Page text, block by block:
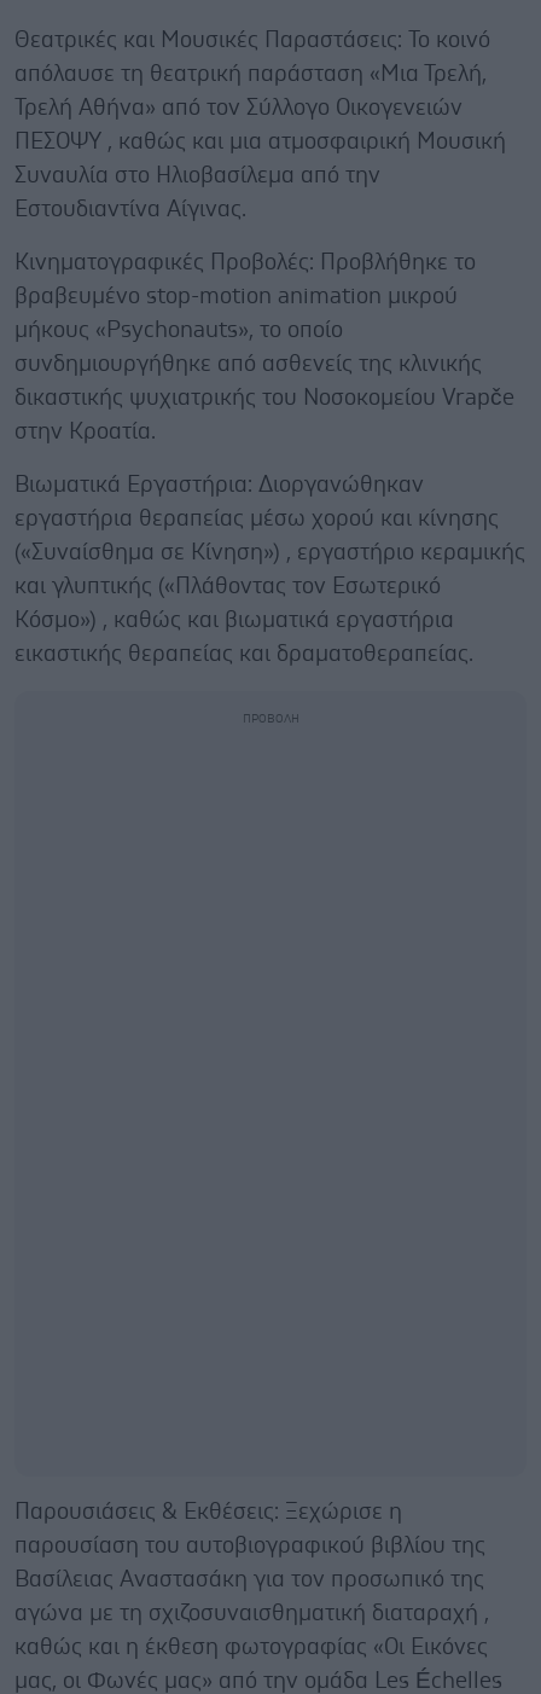
Θεατρικές και Μουσικές Παραστάσεις: Το κοινό
απόλαυσε τη θεατρική παράσταση «Μια Τρελή,
Τρελή Αθήνα» από τον Σύλλογο Οικογενειών
ΠΕΣΟΨΥ , καθώς και μια ατμοσφαιρική Μουσική
Συναυλία στο Ηλιοβασίλεμα από την
Εστουδιαντίνα Αίγινας.
Κινηματογραφικές Προβολές: Προβλήθηκε το
βραβευμένο stop-motion animation μικρού
μήκους «Psychonauts», το οποίο
συνδημιουργήθηκε από ασθενείς της κλινικής
δικαστικής ψυχιατρικής του Νοσοκομείου Vrapče
στην Κροατία.
Βιωματικά Εργαστήρια: Διοργανώθηκαν
εργαστήρια θεραπείας μέσω χορού και κίνησης
(«Συναίσθημα σε Κίνηση») , εργαστήριο κεραμικής
και γλυπτικής («Πλάθοντας τον Εσωτερικό
Κόσμο») , καθώς και βιωματικά εργαστήρια
εικαστικής θεραπείας και δραματοθεραπείας.
Παρουσιάσεις & Εκθέσεις: Ξεχώρισε η
παρουσίαση του αυτοβιογραφικού βιβλίου της
Βασίλειας Αναστασάκη για τον προσωπικό της
αγώνα με τη σχιζοσυναισθηματική διαταραχή ,
καθώς και η έκθεση φωτογραφίας «Οι Εικόνες
μας, οι Φωνές μας» από την ομάδα Les Échelles